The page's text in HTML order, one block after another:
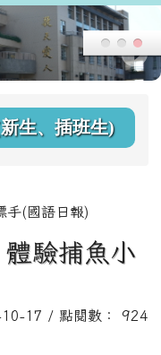
生、插班生)
手(國語日報)
驗捕魚小
17 / 點閱數： 924